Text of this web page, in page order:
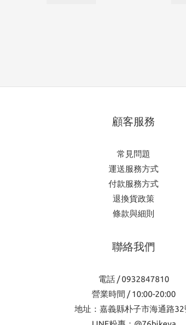
顧客服務
常見問題
運送服務方式
付款服務方式
退換貨政策
條款與細則
聯絡我們
電話 / 0932847810
營業時間 / 10:00-20:00
地址：嘉義縣朴子市海通路32